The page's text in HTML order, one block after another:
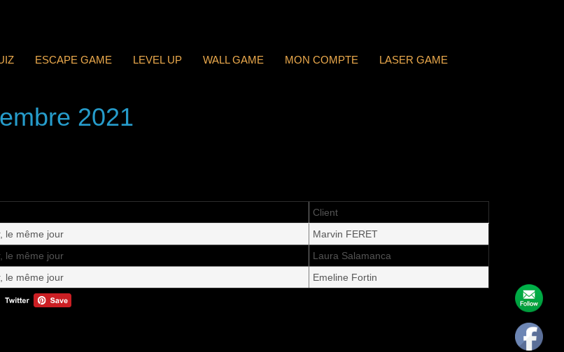
ESCAPE GAME LEVEL UP WALL GAME MON COMPTE LASER GAME
2021
Client
le même jour
Marvin FERET
le même jour
Laura Salamanca
le même jour Emeline Fortin